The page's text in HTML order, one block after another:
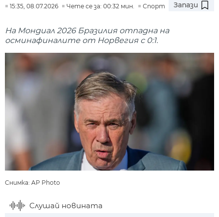
15:35, 08.07.2026 Чете се за: 00:32 мин. Спорт Запази
На Мондиал 2026 Бразилия отпадна на
осминафиналите от Норвегия с 0:1.
Снимка: AP Photo
Слушай новината